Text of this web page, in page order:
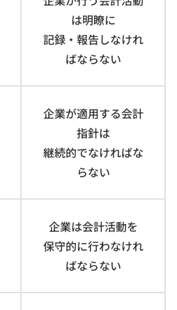
は明瞭に
記録・報告しなけれ
ばならない
企業が適用する会計
指針は
継続的でなければな
らない
企業は会計活動を
保守的に行わなけれ
ばならない